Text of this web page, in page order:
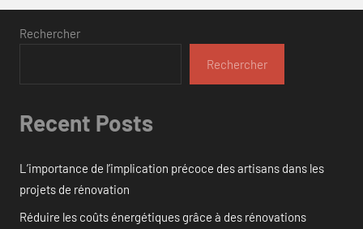
Rechercher
Rechercher
Recent Posts
L’importance de l’implication précoce des artisans dans les
projets de rénovation
Réduire les coûts énergétiques grâce à des rénovations